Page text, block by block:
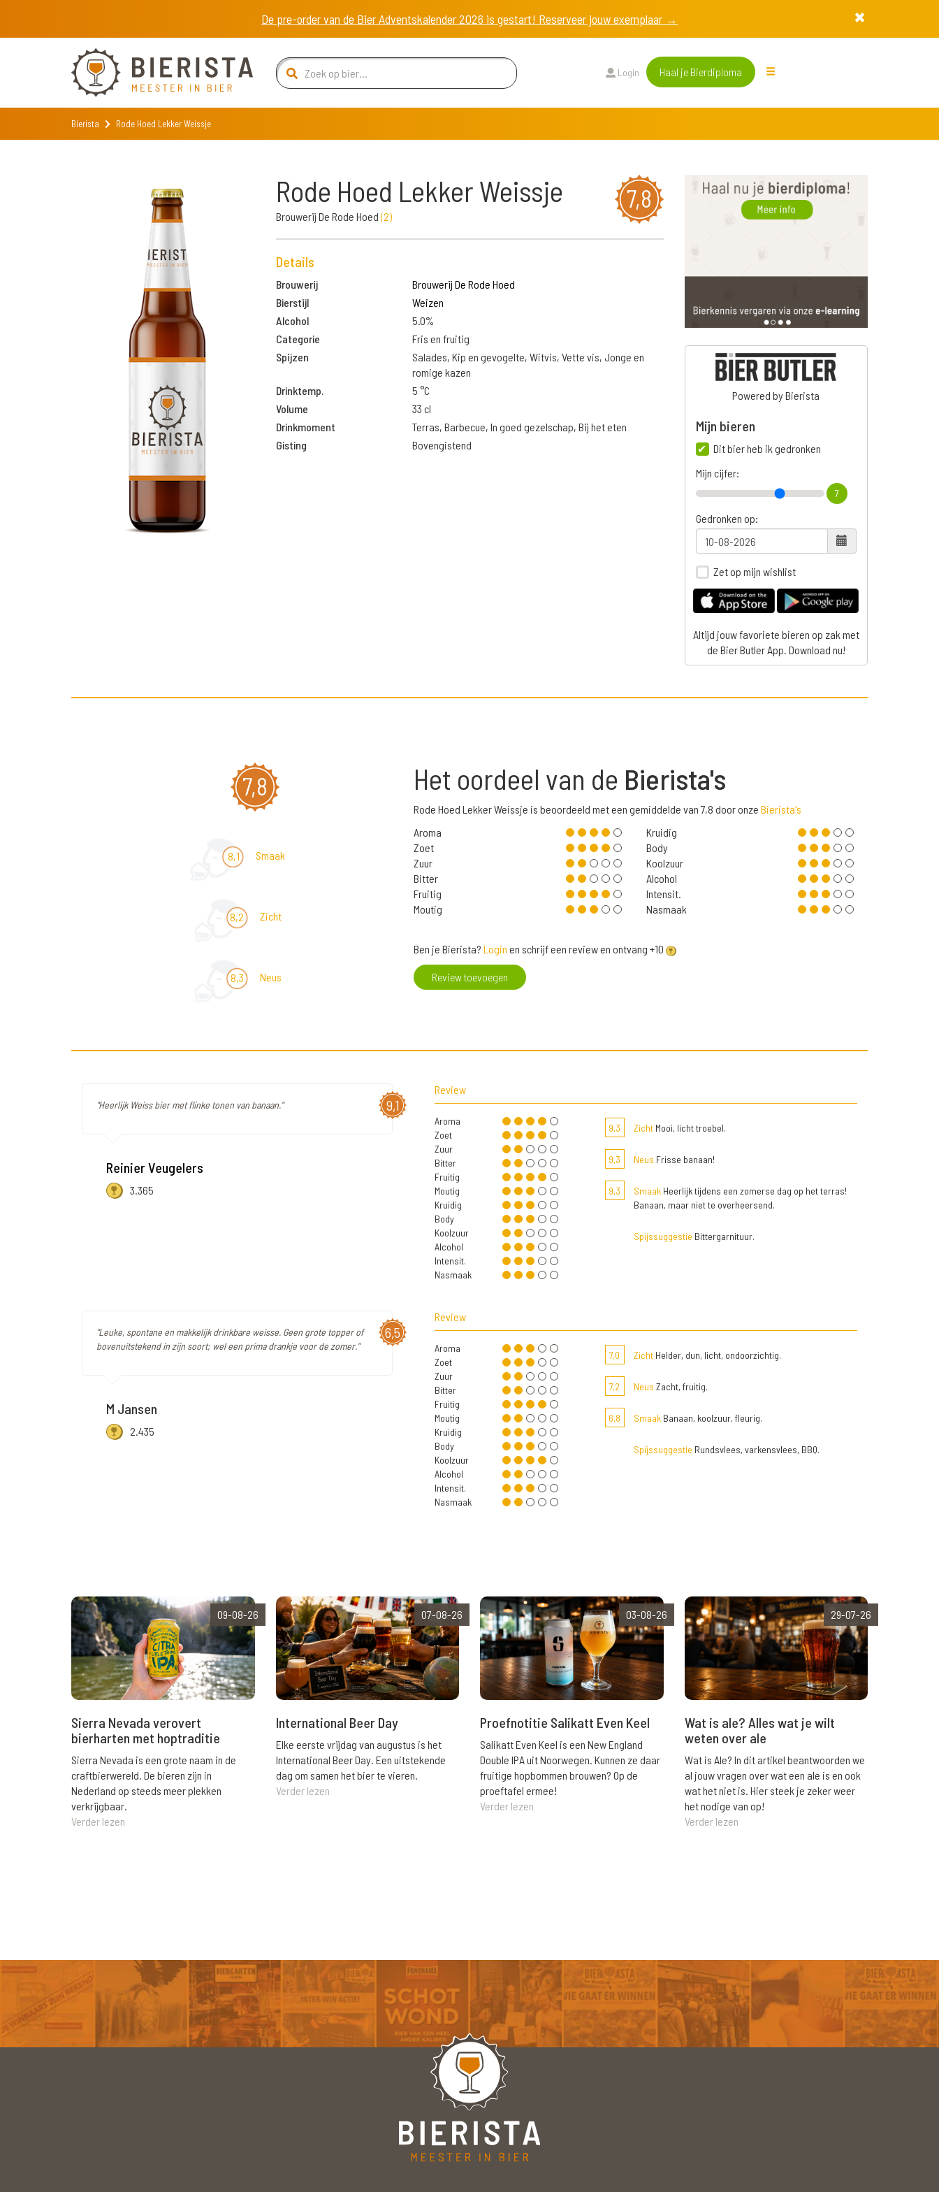
De pre-order van de Bier Adventskalender 2026 is gestart! Reserveer jouw exemplaar →
Login Haal je Bierdiploma
Bierista Rode Hoed Lekker Weissje
7,8
Rode Hoed Lekker Weissje
Brouwerij De Rode Hoed(2)
Details
Brouwerij
Brouwerij De Rode Hoed
Bierstijl
Weizen
Alcohol
5.0%
Categorie
Fris en fruitig
Spijzen
Salades, Kip en gevogelte, Witvis, Vette vis, Jonge en
romige kazen
Drinktemp.
5 °C
Volume
33 cl
Drinkmoment
Terras, Barbecue, In goed gezelschap, Bij het eten
Gisting
Bovengistend
Powered by Bierista
Mijn bieren
Dit bier heb ik gedronken
Mijn cijfer:
7
Gedronken op:
Zet op mijn wishlist
Altijd jouw favoriete bieren op zak met
de Bier Butler App. Download nu!
7,8
8,1 Smaak
8,2 Zicht
8,3 Neus
Het oordeel van de Bierista's
Rode Hoed Lekker Weissje is beoordeeld met een gemiddelde van 7,8 door onze Bierista's
Aroma
Zoet
Zuur
Bitter
Fruitig
Moutig
Kruidig
Body
Koolzuur
Alcohol
Intensit.
Nasmaak
Ben je Bierista? Login en schrijf een review en ontvang +10
Review toevoegen
9,1
"Heerlijk Weiss bier met flinke tonen van banaan."
Reinier Veugelers
3.365
Review
Aroma
Zoet
Zuur
Bitter
Fruitig
Moutig
Kruidig
Body
Koolzuur
Alcohol
Intensit.
Nasmaak
9,3 ZichtMooi, licht troebel.
9,3 Neus Frisse banaan!
9,3 SmaakHeerlijk tijdens een zomerse dag op het terras!
Banaan, maar niet te overheersend.
Spijssuggestie Bittergarnituur.
6,5
"Leuke, spontane en makkelijk drinkbare weisse. Geen grote topper of
bovenuitstekend in zijn soort; wel een prima drankje voor de zomer."
M Jansen
2.435
Review
Aroma
Zoet
Zuur
Bitter
Fruitig
Moutig
Kruidig
Body
Koolzuur
Alcohol
Intensit.
Nasmaak
7,0 ZichtHelder, dun, licht, ondoorzichtig.
7,2 Neus Zacht, fruitig.
6,8 SmaakBanaan, koolzuur, fleurig.
Spijssuggestie Rundsvlees, varkensvlees, BBQ.
09-08-26
Sierra Nevada verovert
bierharten met hoptraditie
Sierra Nevada is een grote naam in de
craftbierwereld. De bieren zijn in
Nederland op steeds meer plekken
verkrijgbaar.
Verder lezen
07-08-26
International Beer Day
Elke eerste vrijdag van augustus is het
International Beer Day. Een uitstekende
dag om samen het bier te vieren.
Verder lezen
03-08-26
Proefnotitie Salikatt Even Keel
Salikatt Even Keel is een New England
Double IPA uit Noorwegen. Kunnen ze daar
fruitige hopbommen brouwen? Op de
proeftafel ermee!
Verder lezen
29-07-26
Wat is ale? Alles wat je wilt
weten over ale
Wat is Ale? In dit artikel beantwoorden we
al jouw vragen over wat een ale is en ook
wat het niet is. Hier steek je zeker weer
het nodige van op!
Verder lezen